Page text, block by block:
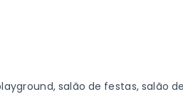
salão de festas, salão